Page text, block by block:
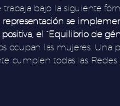
bajo la siguiente
representación se
el “Equilibrio de
ocupan las mujeres. Una
cumplen todas las Redes